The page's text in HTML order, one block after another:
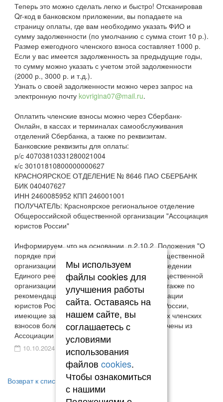
Теперь это можно сделать легко и быстро! Отсканировав
Qr-код в банковском приложении, вы попадаете на
страницу оплаты, где вам необходимо указать ФИО и
сумму задолженности (по умолчанию с сумма стоит 10 р.).
Размер ежегодного членского взноса составляет 1000 р.
Если у вас имеется задолженность за предыдущие годы,
то сумму можно указать с учетом этой задолженности
(2000 р., 3000 р. и т.д.).
Узнать о своей задолженности можно через запрос на
электронную почту kovrigina07@mail.ru.
Оплатить членские взносы можно через Сбербанк-
Онлайн, в кассах и терминалах самообслуживания
отделений Сбербанка, а также по реквизитам.
Банковские реквизиты для оплаты:
р/с 40703810331280021004
к/с 30101810800000000627
КРАСНОЯРСКОЕ ОТДЕЛЕНИЕ № 8646 ПАО СБЕРБАНК
БИК 040407627
ИНН 2460085952 КПП 246001001
ПОЛУЧАТЕЛЬ: Красноярское региональное отделение
Общероссийской общественной организации "Ассоциация
юристов России"
Информируем, что на основании п.2.10.2 Положения "О
порядке приема в члены Общероссийской общественной
организации "Ассоциация юристов России" и ведении
Единого реестра членов Общероссийской общественной
организации "Ассоциация юристов России", а также по
рекомендации центрального аппарата Ассоциации
юристов России, члены Ассоциации юристов России,
имеющие задолженность по оплате ежегодных членских
взносов более чем за 2 года могут быть исключены из
Ассоциации юристов России.
10.10.2024
Возврат к списку
Мы используем
файлы cookies для
улучшения работы
сайта. Оставаясь на
нашем сайте, вы
соглашаетесь с
условиями
использования
файлов cookies.
Чтобы ознакомиться
с нашими